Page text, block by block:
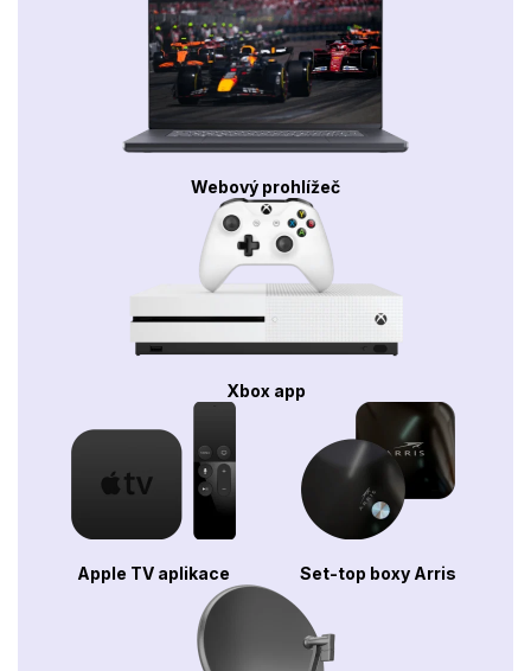
Webový prohlížeč
Xbox app
Apple TV aplikace Set-top boxy Arris